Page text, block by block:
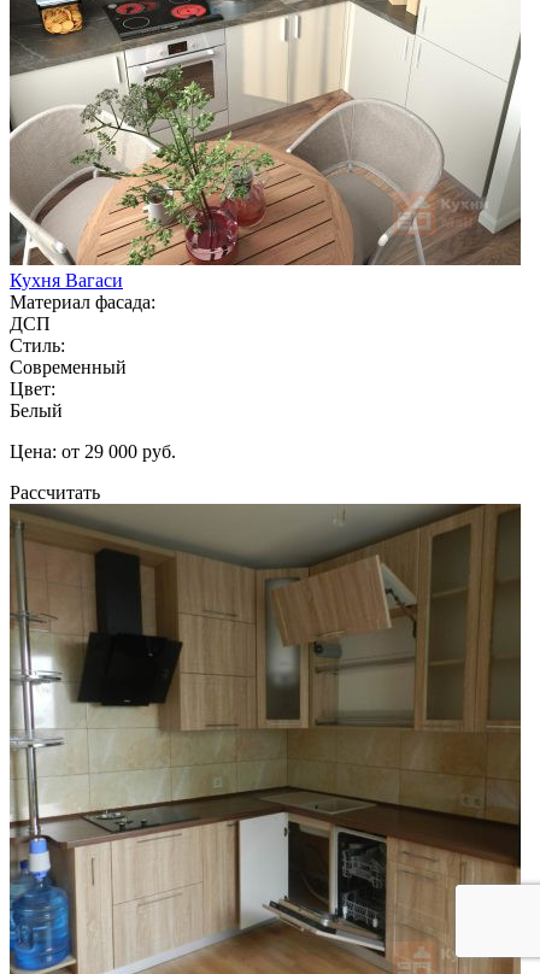
Кухня Вагаси
Материал фасада:
ДСП
Стиль:
Современный
Цвет:
Белый
Цена: от 29 000 руб.
Рассчитать